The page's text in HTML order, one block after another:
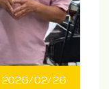
2026/02/26